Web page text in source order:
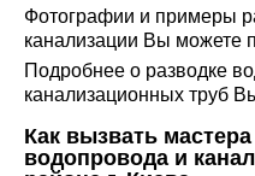
Фотографии и примеры
канализации Вы можете
Подробнее о разводке
канализационных труб
Как вызвать
водопровода и